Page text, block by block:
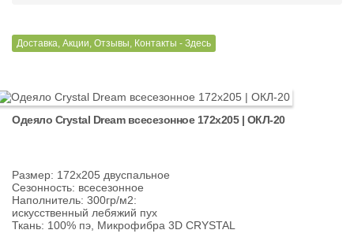
Доставка, Акции, Отзывы, Контакты - Здесь
Одеяло Crystal Dream всесезонное 172х205 | ОКЛ-20
Размер: 172х205 двуспальное
Сезонность: всесезонное
Наполнитель: 300гр/м2:
искусственный лебяжий пух
Ткань: 100% пэ, Микрофибра 3D CRYSTAL